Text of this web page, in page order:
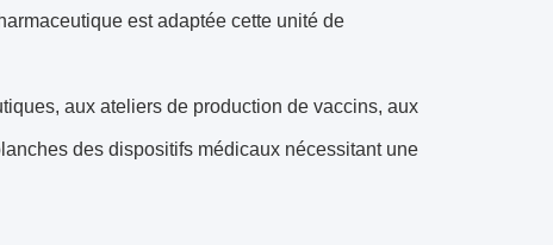
est adaptée cette unité de
aux ateliers de production de vaccins, aux
des dispositifs médicaux nécessitant une